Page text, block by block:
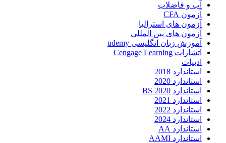
آب و فاضلاب
آزمون CFA
آزمون های استرالیا
آزمون های بین المللی
آموزش زبان انگلیسی udemy
اتشارات Cengage Learning
ادبیات
استاندارد 2018
استاندارد 2020
استاندارد 2020 BS
استاندارد 2021
استاندارد 2022
استاندارد 2024
استاندارد AA
استاندارد AAMI